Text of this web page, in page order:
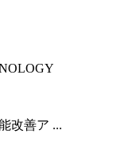
改善ア ...